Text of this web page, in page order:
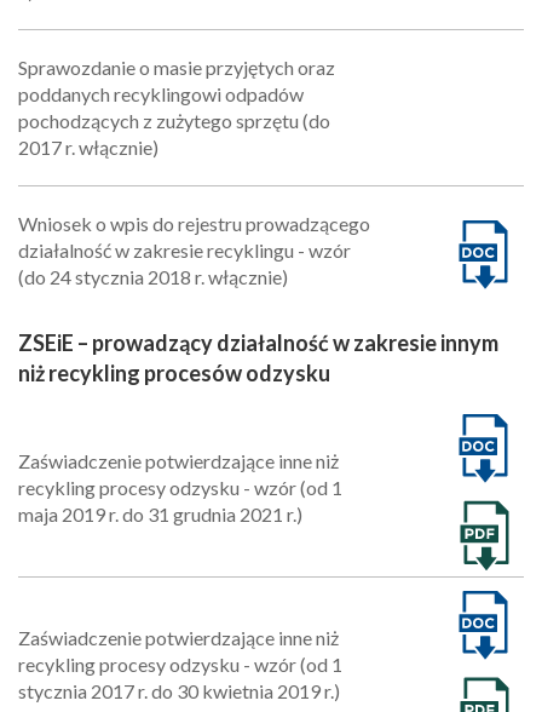
Sprawozdanie o masie przyjętych oraz
poddanych recyklingowi odpadów
pochodzących z zużytego sprzętu (do
2017 r. włącznie)
Wniosek o wpis do rejestru prowadzącego
działalność w zakresie recyklingu - wzór
(do 24 stycznia 2018 r. włącznie)
ZSEiE – prowadzący działalność w zakresie innym
niż recykling procesów odzysku
Zaświadczenie potwierdzające inne niż
recykling procesy odzysku - wzór (od 1
maja 2019 r. do 31 grudnia 2021 r.)
Zaświadczenie potwierdzające inne niż
recykling procesy odzysku - wzór (od 1
stycznia 2017 r. do 30 kwietnia 2019 r.)